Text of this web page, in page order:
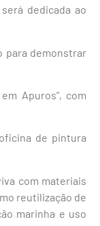
dedicada ao
para demonstrar
Apuros”, com
de pintura
com materiais
reutilização de
marinha e uso